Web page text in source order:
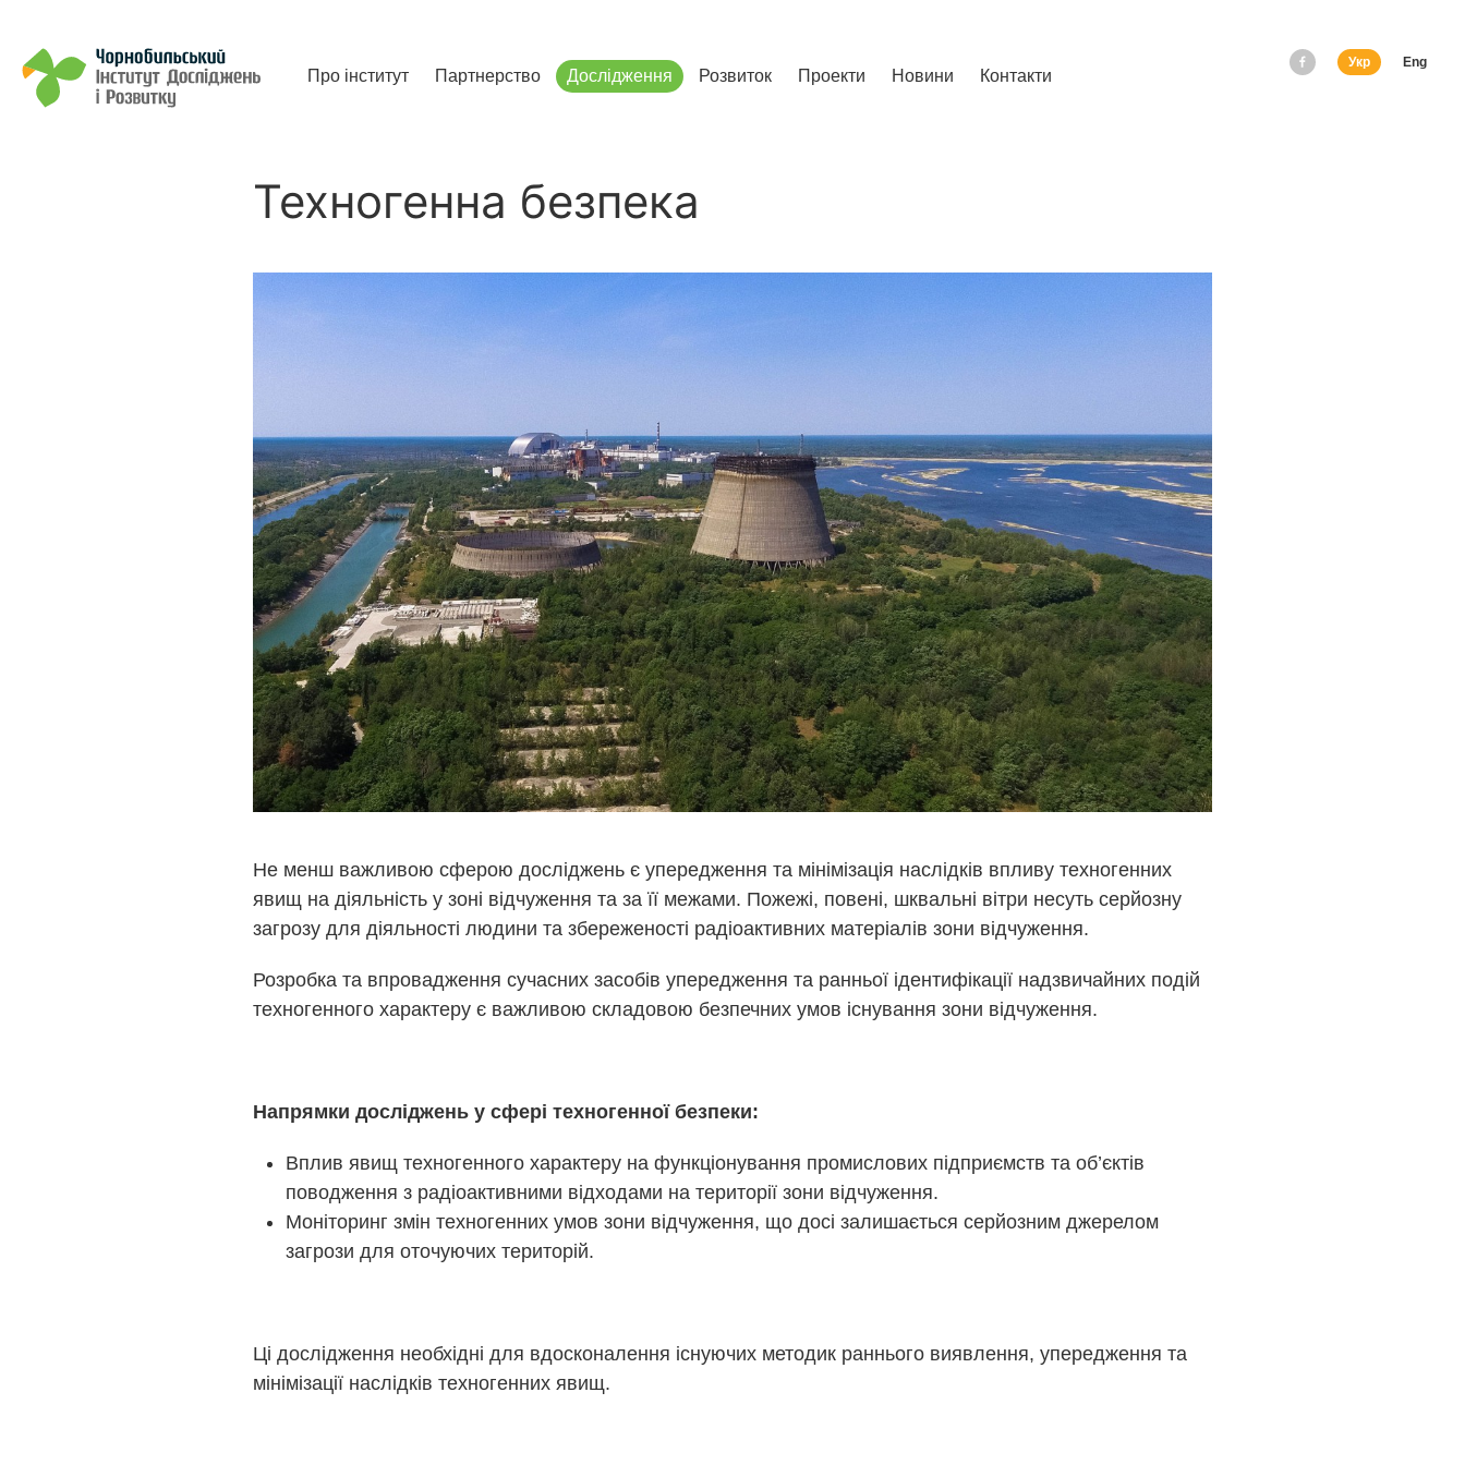
Чорнобильський Інститут досліджень і розвитку
Про інститут
Партнерство Дослідження Розвиток Проекти Новини Контакти
Eng
Укр
Техногенна безпека
Не менш важливою сферою досліджень є упередження та мінімізація наслідків впливу техногенних
явищ на діяльність у зоні відчуження та за її межами. Пожежі, повені, шквальні вітри несуть серйозну
загрозу для діяльності людини та збереженості радіоактивних матеріалів зони відчуження.
Розробка та впровадження сучасних засобів упередження та ранньої ідентифікації надзвичайних подій
техногенного характеру є важливою складовою безпечних умов існування зони відчуження.
Напрямки досліджень у сфері техногенної безпеки:
Вплив явищ техногенного характеру на функціонування промислових підприємств та об’єктів
поводження з радіоактивними відходами на території зони відчуження.
Моніторинг змін техногенних умов зони відчуження, що досі залишається серйозним джерелом
загрози для оточуючих територій.
Ці дослідження необхідні для вдосконалення існуючих методик раннього виявлення, упередження та
мінімізації наслідків техногенних явищ.